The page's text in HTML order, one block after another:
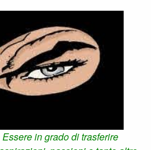
in grado di trasferire